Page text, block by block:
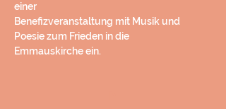
einer
Benefizveranstaltung mit Musik und
Poesie zum Frieden in die
Emmauskirche ein.